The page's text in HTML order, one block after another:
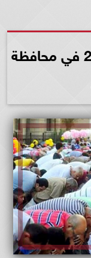
موعد صلاة عيد الأضحى 2023 في محافظة